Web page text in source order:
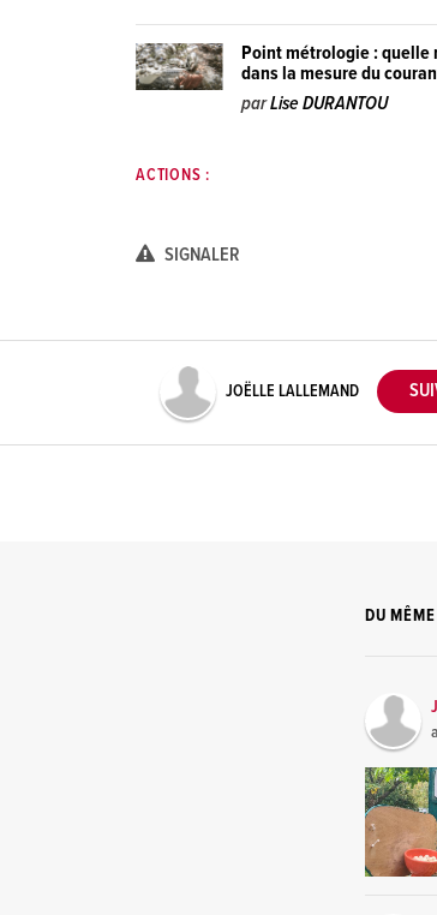
Point métrologie : quelle
dans la mesure du
parLise DURANTOU
ACTIONS :
SIGNALER
JOËLLE LALLEMAND
DU